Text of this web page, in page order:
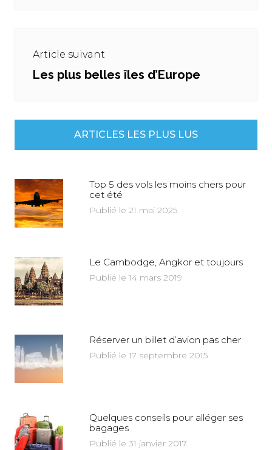
Article suivant
Next
Les plus belles îles d’Europe
ARTICLES LES PLUS LUS
Top 5 des vols les moins chers pour
cet été
Publié le 21 mai 2025
Le Cambodge, Angkor et toujours
Publié le 14 mars 2019
Réserver un billet d’avion pas cher
Publié le 17 septembre 2015
Quelques conseils pour alléger ses
bagages
Publié le 31 janvier 2017